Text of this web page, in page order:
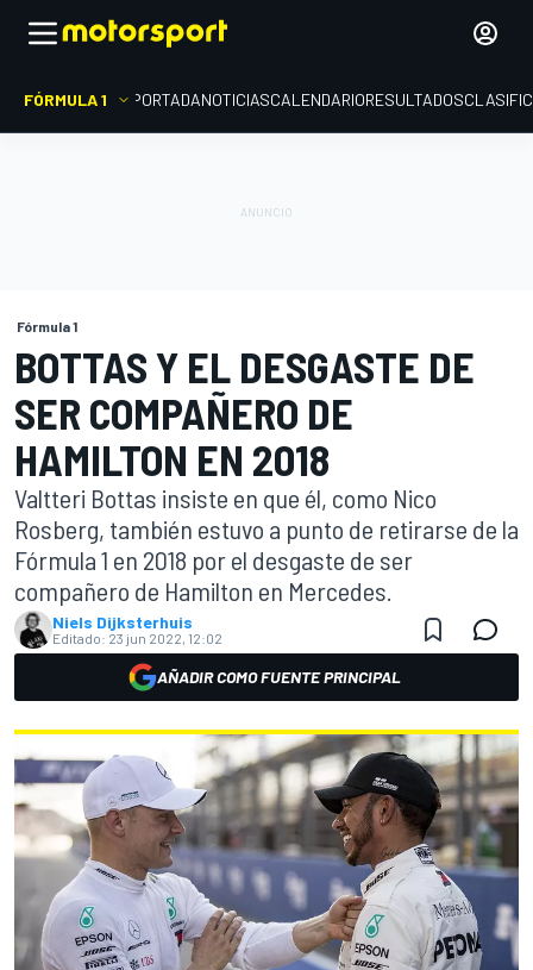
FÓRMULA 1 PORTADANOTICIASCALENDARIORESULTADOS
Fórmula 1
BOTTAS Y EL DESGASTE DE
SER COMPAÑERO DE
HAMILTON EN 2018
Valtteri Bottas insiste en que él, como Nico
Rosberg, también estuvo a punto de retirarse de la
Fórmula 1 en 2018 por el desgaste de ser
compañero de Hamilton en Mercedes.
Niels Dijksterhuis
Editado: 23 jun 2022, 12:02
AÑADIR COMO FUENTE PRINCIPAL